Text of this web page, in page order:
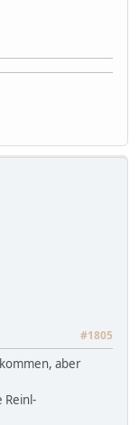
#1805
aber
Reinl-